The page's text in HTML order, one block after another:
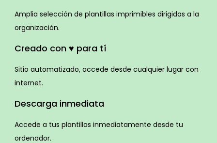
Amplia selección de plantillas imprimibles dirigidas a la
organización.
Creado con ♥ para tí
Sitio automatizado, accede desde cualquier lugar con
internet.
Descarga inmediata
Accede a tus plantillas inmediatamente desde tu
ordenador.